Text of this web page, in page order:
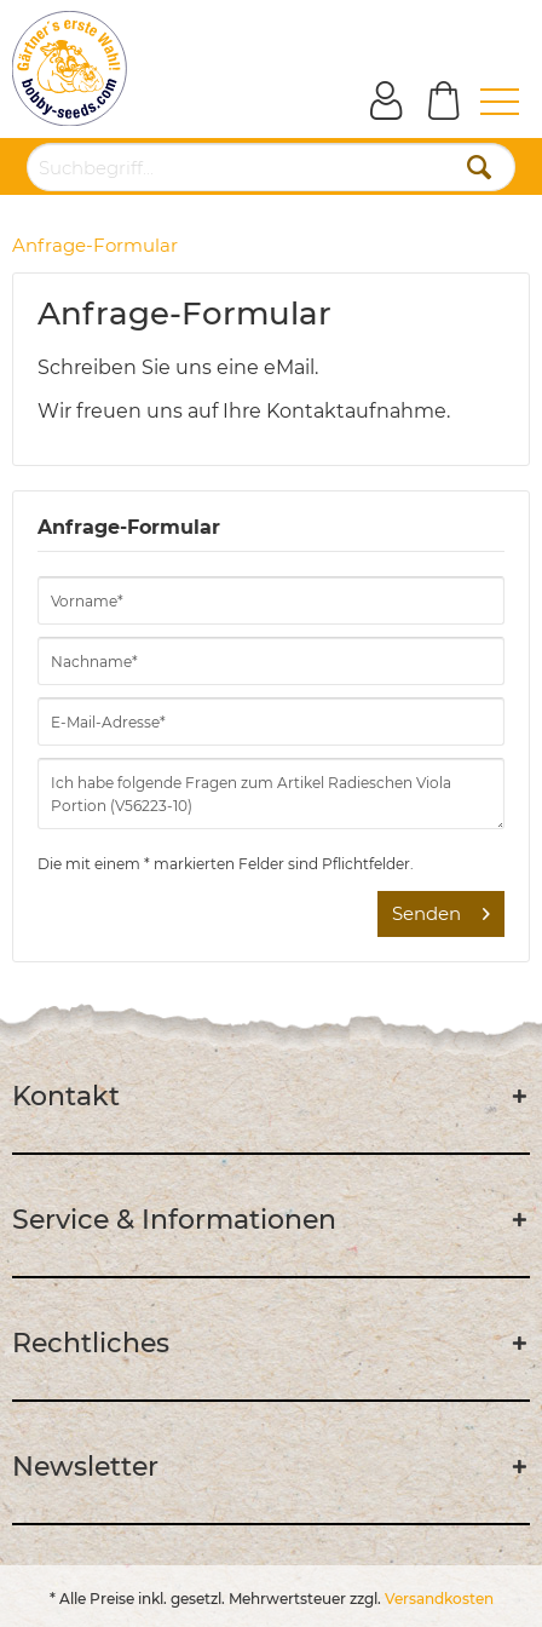
Anfrage-Formular
Anfrage-Formular
Schreiben Sie uns eine eMail.
Wir freuen uns auf Ihre Kontaktaufnahme.
Anfrage-Formular
Die mit einem * markierten Felder sind Pflichtfelder.
Senden
Kontakt
Service & Informationen
Rechtliches
Newsletter
* Alle Preise inkl. gesetzl. Mehrwertsteuer zzgl. Versandkosten